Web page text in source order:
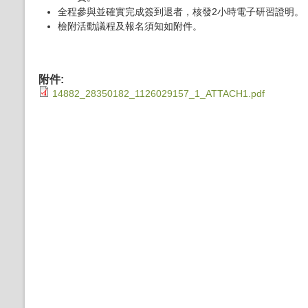
全程參與並確實完成簽到退者，核發2小時電子研習證明。
檢附活動議程及報名須知如附件。
附件:
14882_28350182_1126029157_1_ATTACH1.pdf